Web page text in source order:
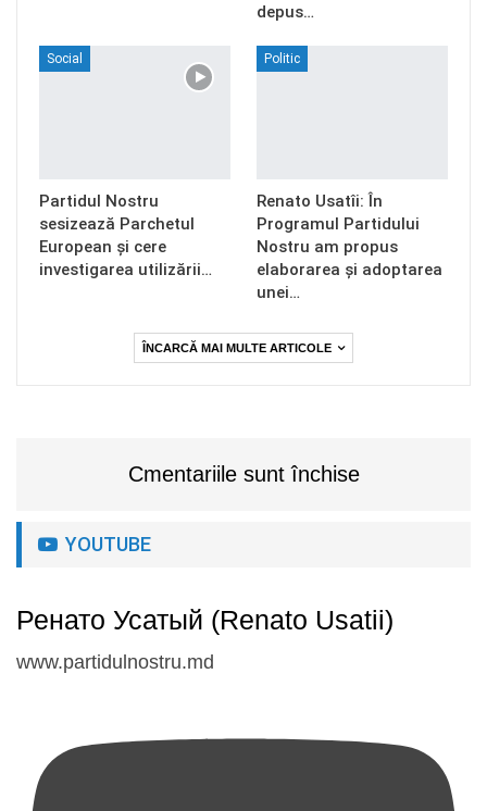
depus…
Social
Partidul Nostru
sesizează Parchetul
European și cere
investigarea utilizării…
Politic
Renato Usatîi: În
Programul Partidului
Nostru am propus
elaborarea și adoptarea
unei…
ÎNCARCĂ MAI MULTE ARTICOLE
Cmentariile sunt închise
YOUTUBE
Ренато Усатый (Renato Usatii)
www.partidulnostru.md